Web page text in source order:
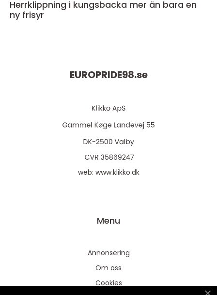
Herrklippning i kungsbacka mer än bara en
ny frisyr
EUROPRIDE98.se
web: www.klikko.dk
Menu
Annonsering
Om oss
Cookies